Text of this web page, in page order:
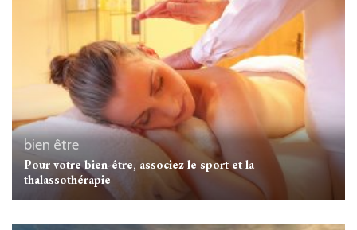
bien être
Pour votre bien-être, associez le sport et la
thalassothérapie